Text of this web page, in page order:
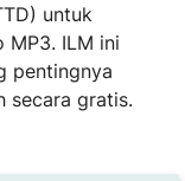
untuk
MP3. ILM ini
pentingnya
secara gratis.